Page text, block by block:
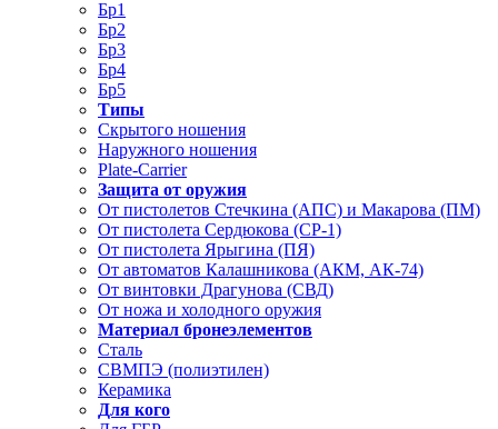
Бр1
Бр2
Бр3
Бр4
Бр5
Типы
Скрытого ношения
Наружного ношения
Plate-Carrier
Защита от оружия
От пистолетов Стечкина (АПС) и Макарова (ПМ)
От пистолета Сердюкова (СР-1)
От пистолета Ярыгина (ПЯ)
От автоматов Калашникова (АКМ, АК-74)
От винтовки Драгунова (СВД)
От ножа и холодного оружия
Материал бронеэлементов
Сталь
СВМПЭ (полиэтилен)
Керамика
Для кого